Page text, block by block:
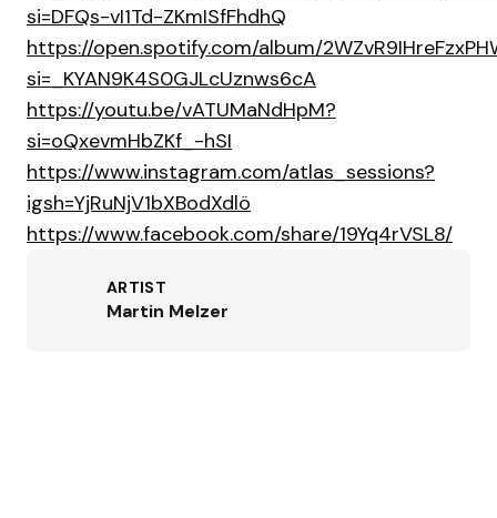
si=DFQs-vI1Td-ZKmISfFhdhQ
https://open.spotify.com/album/
si=_KYAN9K4S0GJLcUznws6cA
https://youtu.be/vATUMaNdHpM?
si=oQxevmHbZKf_-hSI
https://www.instagram.com/atlas_sessions?
igsh=YjRuNjV1bXBodXdlö
https://www.facebook.com/share/19Yq4rVSL8/
ARTIST
Martin Melzer